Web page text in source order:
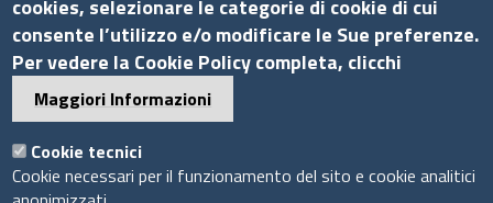
P.Iva 01898631005
C.F. 07888290587
Pecinfo.assocamerestero@legalmail.it
info@assocamerestero.it
dpo@assocamerestero.it
Seguici su
cookies, selezionare le categorie di cookie di cui
consente l’utilizzo e/o modificare le Sue preferenze.
Per vedere la Cookie Policy completa, clicchi
Maggiori Informazioni
Cookie tecnici
Cookie necessari per il funzionamento del sito e cookie analitici